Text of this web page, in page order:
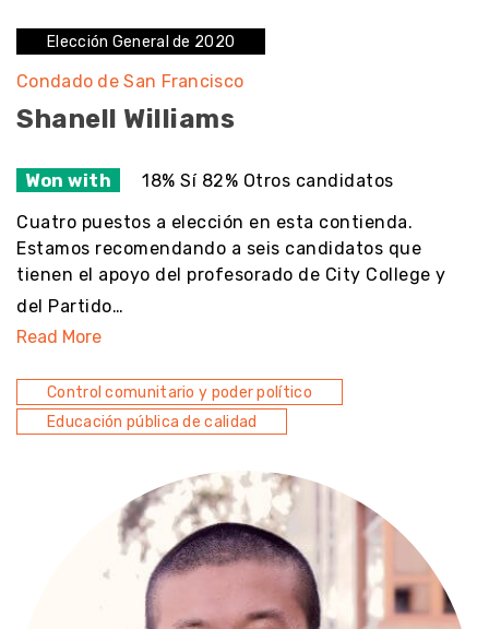
Elección General de 2020
Condado de San Francisco
Shanell Williams
Won with 18% Sí 82% Otros candidatos
Cuatro puestos a elección en esta contienda.
Estamos recomendando a seis candidatos que
tienen el apoyo del profesorado de City College y
del Partido…
Read More
Control comunitario y poder político
Educación pública de calidad